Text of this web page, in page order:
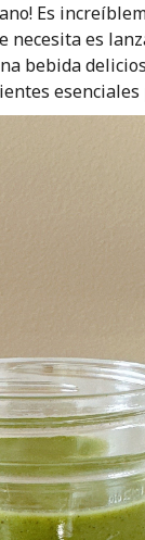
Es
necesita es
bebida